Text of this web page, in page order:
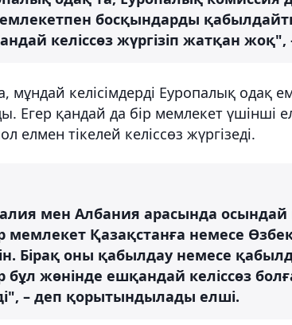
босқындарды
келіссөз жүргізіп жатқан
келісімдерді Еуропалық одақ
Егер қандай да бір мемлекет үшінші
елмен тікелей келіссөз жүргізеді.
мен Албания арасында осындай
мемлекет Қазақстанға немесе
Бірақ оны қабылдау немесе
бұл жөнінде ешқандай келіссөз
– деп қорытындылады елші.